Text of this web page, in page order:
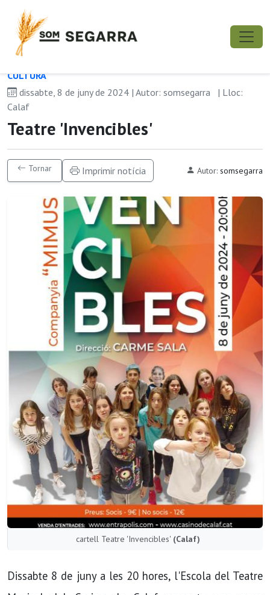
CULTURA
dissabte, 8 de juny de 2024 | Autor: somsegarra
| Lloc:
Calaf
Teatre 'Invencibles'
Tornar Imprimir notícia Autor: somsegarra
cartell Teatre 'Invencibles' (Calaf)
Dissabte 8 de juny a les 20 hores, l'Escola del Teatre